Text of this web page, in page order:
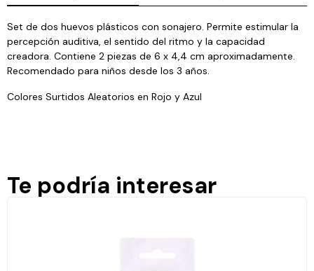
Set de dos huevos plásticos con sonajero. Permite estimular la
percepción auditiva, el sentido del ritmo y la capacidad
creadora. Contiene 2 piezas de 6 x 4,4 cm aproximadamente.
Recomendado para niños desde los 3 años.
Colores Surtidos Aleatorios en Rojo y Azul
Te podría interesar